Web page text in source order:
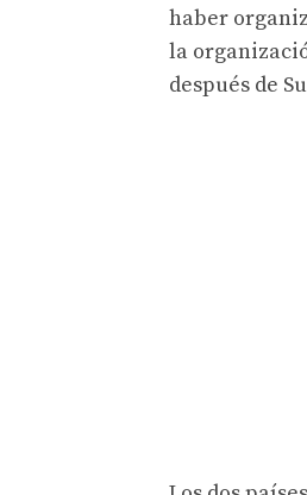
haber
la
después de